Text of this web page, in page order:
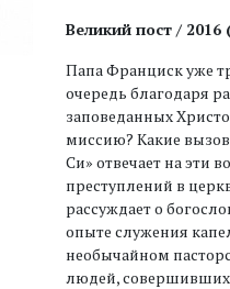
Великий пост / 2016
Папа Франциск уже
очередь благодаря
заповеданных
миссию? Какие
Си» отвечает на эти
преступлений в
рассуждает о
опыте служения
необычайном
людей, совершивших